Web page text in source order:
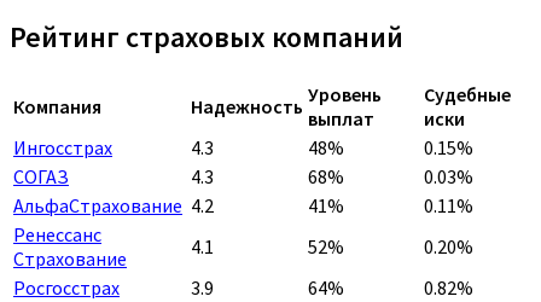
Рейтинг страховых компаний
Компания Надежность Уровень
выплат
Судебные
иски
Ингосстрах
4.3 48%
0.15%
СОГАЗ
4.3 68%
0.03%
АльфаСтрахование 4.2 41%
0.11%
Ренессанс
Страхование
4.1 52%
0.20%
Росгосстрах
3.9 64%
0.82%